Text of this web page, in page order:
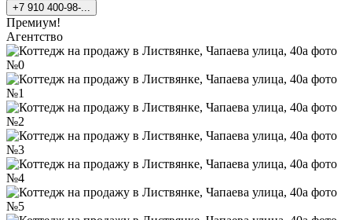
+7 910 400-98-...
Премиум!
Агентство